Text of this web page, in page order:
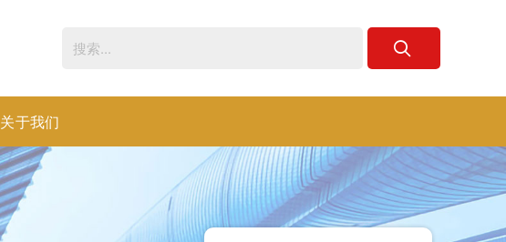
关于我们